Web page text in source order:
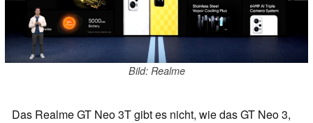
Bild: Realme
Das Realme GT Neo 3T gibt es nicht, wie das GT Neo 3,